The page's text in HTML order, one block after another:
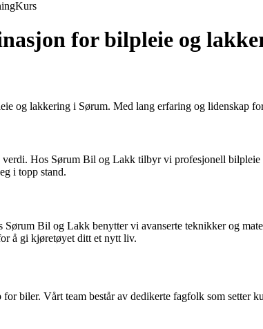
Kurs
for bilpleie og
og lakkering i Sørum. Med lang erfaring og lidenskap
Hos Sørum Bil og Lakk tilbyr vi profesjonell
i topp stand.
Bil og Lakk benytter vi avanserte teknikker og
å gi kjøretøyet ditt et nytt liv.
biler. Vårt team består av dedikerte fagfolk som setter